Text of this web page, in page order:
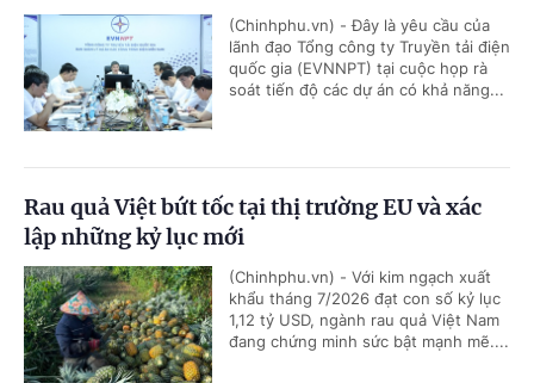
(Chinhphu.vn) - Đây là yêu cầu của
lãnh đạo Tổng công ty Truyền tải điện
quốc gia (EVNNPT) tại cuộc họp rà
soát tiến độ các dự án có khả năng...
Rau quả Việt bứt tốc tại thị trường EU và xác
lập những kỷ lục mới
(Chinhphu.vn) - Với kim ngạch xuất
khẩu tháng 7/2026 đạt con số kỷ lục
1,12 tỷ USD, ngành rau quả Việt Nam
đang chứng minh sức bật mạnh mẽ....